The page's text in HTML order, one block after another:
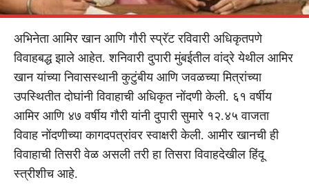
अभिनेता आमिर खान आणि गौरी स्प्रॅट रविवारी अधिकृतपणे
विवाहबद्ध झाले आहेत. शनिवारी दुपारी मुंबईतील वांद्रे येथील आमिर
खान यांच्या निवासस्थानी कुटुंबीय आणि जवळच्या मित्रांच्या
उपस्थितीत दोघांनी विवाहाची अधिकृत नोंदणी केली. ६१ वर्षीय
आमिर आणि ४७ वर्षीय गौरी यांनी दुपारी सुमारे १२.४५ वाजता
विवाह नोंदणीच्या कागदपत्रांवर स्वाक्षरी केली. आमीर खानची ही
विवाहाची तिसरी वेळ असली तरी हा तिसरा विवाहदेखील हिंदू
स्त्रीशीच आहे.